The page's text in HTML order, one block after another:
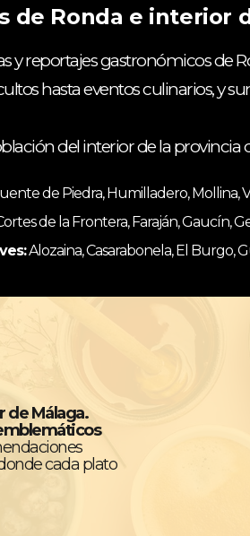
de Ronda e interior
y reportajes gastronómicos de
hasta eventos culinarios, y
del interior de la provincia
de Piedra, Humilladero, Mollina,
de la Frontera, Faraján,
Alozaina, Casarabonela, El Burgo,
de Málaga.
cada plato